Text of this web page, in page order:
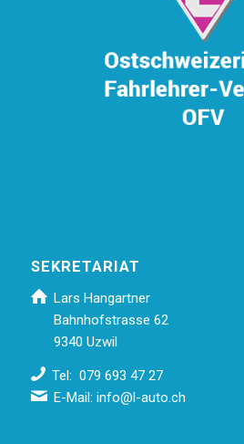
SEKRETARIAT
Lars Hangartner
Bahnhofstrasse 62
9340 Uzwil
Tel: 079 693 47 27
E-Mail:info@l-auto.ch